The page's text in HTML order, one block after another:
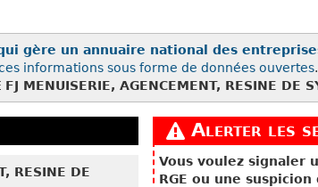
gère un annuaire national des
informations sous forme de données ouvertes
FJ MENUISERIE, AGENCEMENT, RESINE DE
RESINE DE
Alerter les
Vous voulez signaler
RGE ou une suspicion